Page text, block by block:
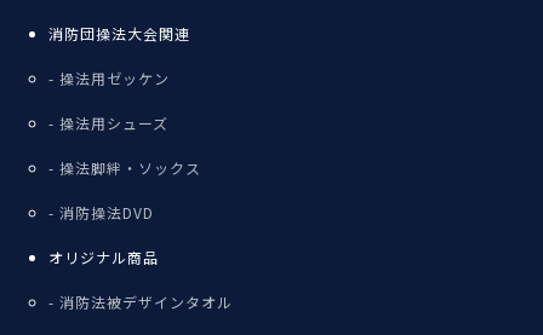
消防団操法大会関連
操法用ゼッケン
操法用シューズ
操法脚絆・ソックス
消防操法DVD
オリジナル商品
消防法被デザインタオル